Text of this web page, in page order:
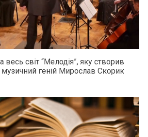
весь світ “Мелодія”, яку створив
музичний геній Мирослав Скорик